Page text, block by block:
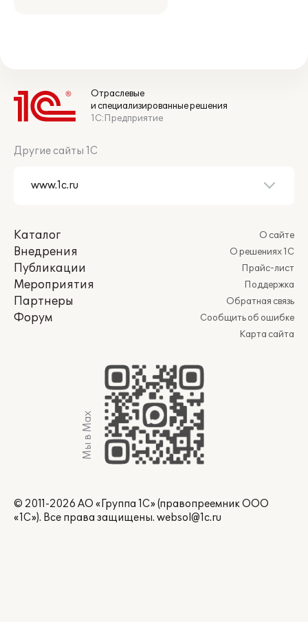
Отраслевые
и специализированные решения
1С:Предприятие
Другие сайты 1С
Каталог
Внедрения
Публикации
Мероприятия
Партнеры
Форум
О сайте
О решениях 1С
Прайс-лист
Поддержка
Обратная связь
Сообщить об ошибке
Карта сайта
Мы в Max
© 2011-2026 АО «Группа 1С» (правопреемник ООО
«1С»). Все права защищены. websol@1c.ru